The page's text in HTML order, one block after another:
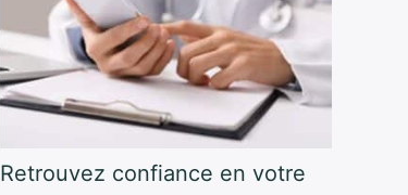
Retrouvez confiance en votre